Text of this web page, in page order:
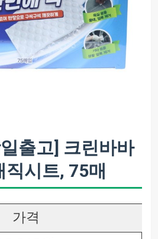
출고] 크린바바
시트, 75매
가격